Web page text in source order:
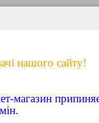
нашого сайту!
магазин